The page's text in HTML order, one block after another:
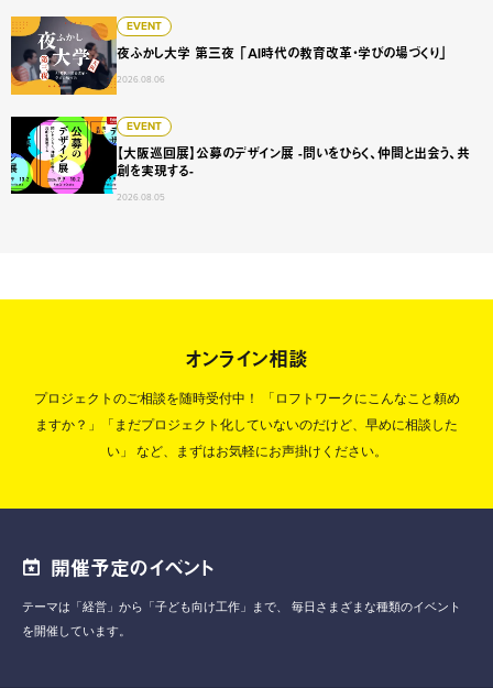
EVENT
夜ふかし大学 第三夜 「AI時代の教育改革・学びの場づくり」
2026.08.06
夜ふかし大学 第三夜 「AI時代の教育改革・学びの場づくり」
EVENT
【大阪巡回展】公募のデザイン展 -問いをひらく、仲間と出会う、共
創を実現する-
2026.08.05
【大阪巡回展】公募のデザイン展 -問いをひらく、仲間と出
オンライン相談
プロジェクトのご相談を随時受付中！
「ロフトワークにこんなこと頼め
ますか？」「まだプロジェクト化していないのだけど、早めに相談した
い」
など、まずはお気軽にお声掛けください。
開催予定のイベント
テーマは「経営」から「子ども向け工作」まで、
毎日さまざまな種類のイベント
を開催しています。